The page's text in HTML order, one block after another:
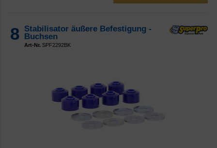
8 Stabilisator äußere Befestigung -
Buchsen
Art-Nr. SPF2292BK